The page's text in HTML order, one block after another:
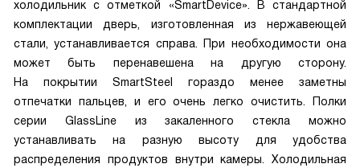
холодильник с отметкой «SmartDevice». В стандартной
комплектации дверь, изготовленная из нержавеющей
стали, устанавливается справа. При необходимости она
может быть перенавешена на другую сторону.
На покрытии SmartSteel гораздо менее заметны
отпечатки пальцев, и его очень легко очистить. Полки
серии GlassLine из закаленного стекла можно
устанавливать на разную высоту для удобства
распределения продуктов внутри камеры. Холодильная